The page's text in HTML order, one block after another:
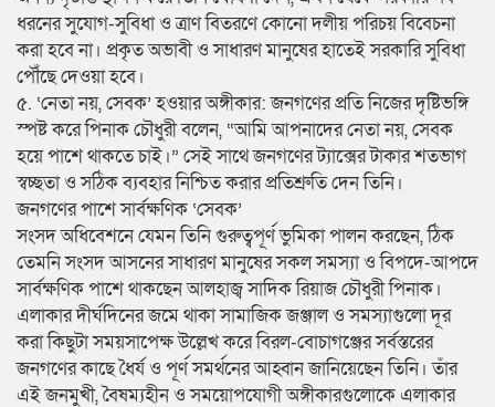
ধরনের সুযোগ-সুবিধা ও ত্রাণ বিতরণে কোনো দলীয় পরিচয় বিবেচনা
করা হবে না। প্রকৃত অভাবী ও সাধারণ মানুষের হাতেই সরকারি সুবিধা
পৌঁছে দেওয়া হবে।
​৫. ‘নেতা নয়, সেবক’ হওয়ার অঙ্গীকার: জনগণের প্রতি নিজের দৃষ্টিভঙ্গি
স্পষ্ট করে পিনাক চৌধুরী বলেন, “আমি আপনাদের নেতা নয়, সেবক
হয়ে পাশে থাকতে চাই।” সেই সাথে জনগণের ট্যাক্সের টাকার শতভাগ
স্বচ্ছতা ও সঠিক ব্যবহার নিশ্চিত করার প্রতিশ্রুতি দেন তিনি।
​জনগণের পাশে সার্বক্ষণিক ‘সেবক’
​সংসদ অধিবেশনে যেমন তিনি গুরুত্বপূর্ণ ভুমিকা পালন করছেন, ঠিক
তেমনি সংসদ আসনের সাধারণ মানুষের সকল সমস্যা ও বিপদে-আপদে
সার্বক্ষণিক পাশে থাকছেন আলহাজ্ব সাদিক রিয়াজ চৌধুরী পিনাক।
​এলাকার দীর্ঘদিনের জমে থাকা সামাজিক জঞ্জাল ও সমস্যাগুলো দূর
করা কিছুটা সময়সাপেক্ষ উল্লেখ করে বিরল-বোচাগঞ্জের সর্বস্তরের
জনগণের কাছে ধৈর্য ও পূর্ণ সমর্থনের আহ্বান জানিয়েছেন তিনি। তাঁর
এই জনমুখী, বৈষম্যহীন ও সময়োপযোগী অঙ্গীকারগুলোকে এলাকার